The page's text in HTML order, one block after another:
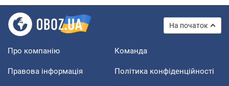
На початок
Про компанію Команда
Правова інформація Політика конфіденційності